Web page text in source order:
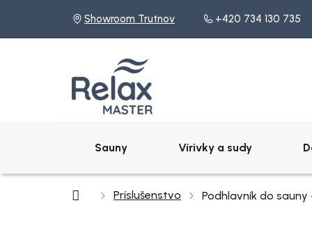
obsah
Showroom Trutnov +420 734 130 735
Sauny Vírivky a sudy
DomovPríslušenstvo Podhlavník do sauny